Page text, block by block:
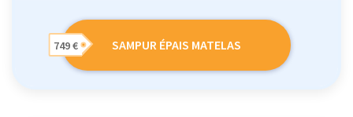
SAMPUR ÉPAIS MATELAS
749 €